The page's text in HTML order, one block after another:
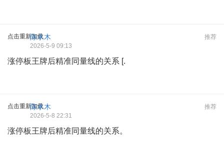
点击重新加载 推荐
陈水木
2026-5-9 09:13
涨停板王牌后精准同量线的关系 [.
点击重新加载 推荐
陈水木
2026-5-8 22:31
涨停板王牌后精准同量线的关系。